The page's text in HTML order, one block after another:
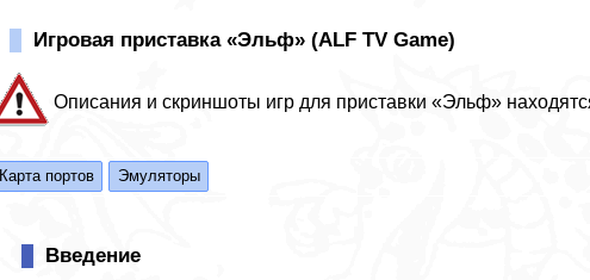
Игровая приставка «Эльф» (ALF TV Game)
Описания и скриншоты игр для приставки «Эльф»
Карта портов Эмуляторы
Введение